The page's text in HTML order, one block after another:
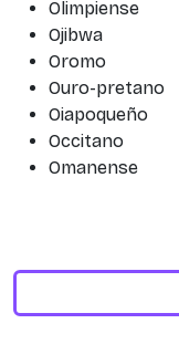
Olimpiense
Ojibwa
Oromo
Ouro-pretano
Oiapoqueño
Occitano
Omanense